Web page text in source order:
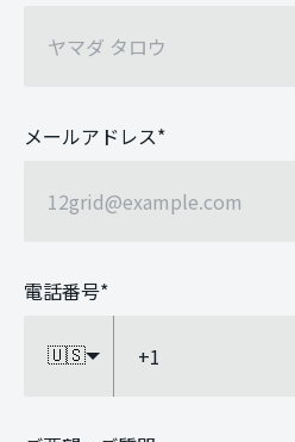
メールアドレス*
電話番号*
🇺🇸